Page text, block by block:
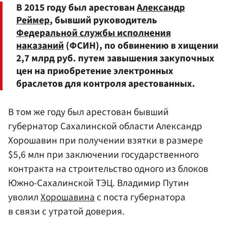
В 2015 году был арестованАлександр
Реймер, бывший руководитель
Федеральной службы исполнения
наказаний(ФСИН), по обвинению в хищении
2,7 млрд руб. путем завышения закупочных
цен на приобретение электронных
браслетов для контроля арестованных.
В том же году был арестован бывший
губернатор Сахалинской области Александр
Хорошавин при получении взятки в размере
$5,6 млн при заключении государственного
контракта на строительство одного из блоков
Южно-Сахалинской ТЭЦ. Владимир Путин
уволилХорошавинас поста губернатора
в связи с утратой доверия.